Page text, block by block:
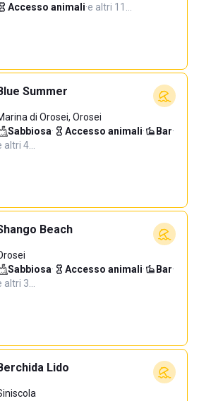
Accesso animali·e altri 11…
Summer
di Orosei, Orosei
Sabbiosa· Accesso animali· Bar·
altri 4…
Beach
Sabbiosa· Accesso animali· Bar·
altri 3…
Lido